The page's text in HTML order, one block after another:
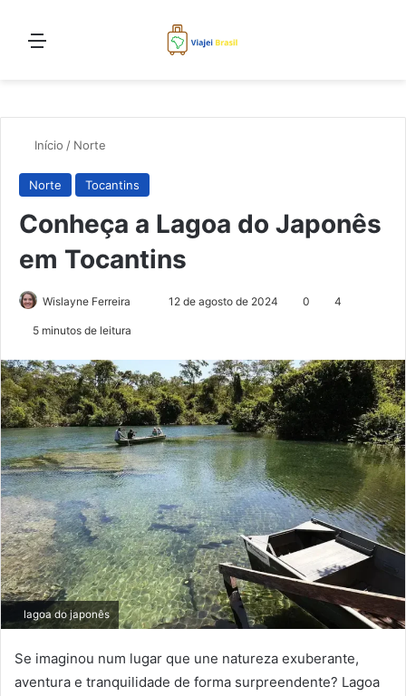
Menu
Início / Norte
Norte Tocantins
Conheça a Lagoa do Japonês
em Tocantins
Wislayne Ferreira
Mande12 de agosto de 2024 0 4
5 minutos de leitura
lagoa do japonês
Se imaginou num lugar que une natureza exuberante,
aventura e tranquilidade de forma surpreendente? Lagoa